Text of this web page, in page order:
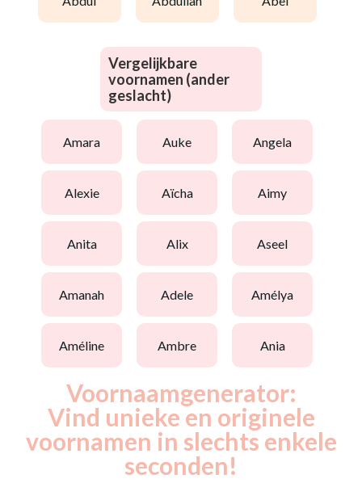
Vergelijkbare
voornamen (ander
geslacht)
amara auke angela
alexie aïcha aimy
anita alix aseel
amanah adele amélya
améline ambre ania
Voornaamgenerator:
Vind unieke en originele
voornamen in slechts enkele
seconden!